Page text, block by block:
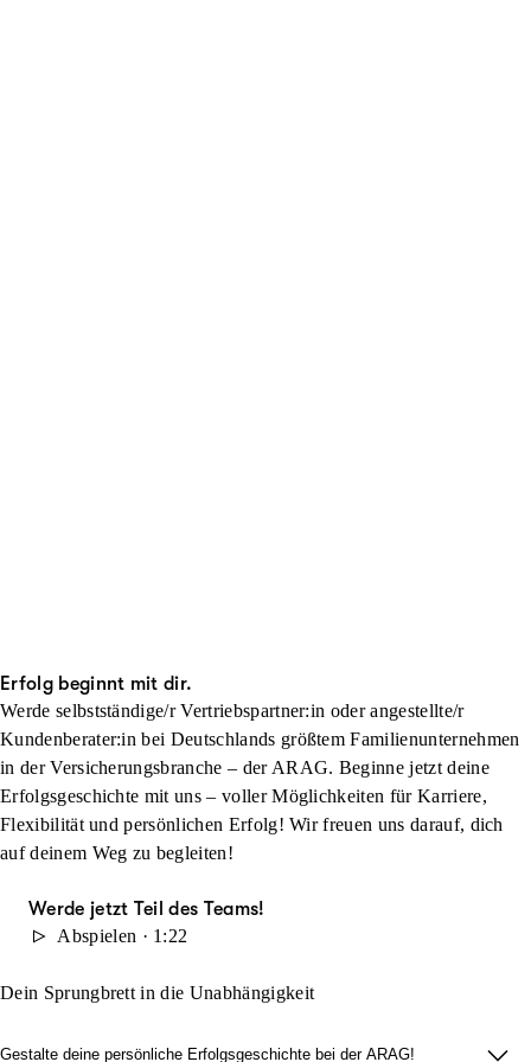
Erfolg beginnt mit dir.
Werde selbstständige/r Vertriebspartner:in oder angestellte/r
Kundenberater:in bei Deutschlands größtem Familienunternehmen
in der Versicherungsbranche – der ARAG. Beginne jetzt deine
Erfolgsgeschichte mit uns – voller Möglichkeiten für Karriere,
Flexibilität und persönlichen Erfolg! Wir freuen uns darauf, dich
auf deinem Weg zu begleiten!
Werde jetzt Teil des Teams!
Abspielen · 1:22
Dein Sprungbrett in die Unabhängigkeit
Gestalte deine persönliche Erfolgsgeschichte bei der ARAG!